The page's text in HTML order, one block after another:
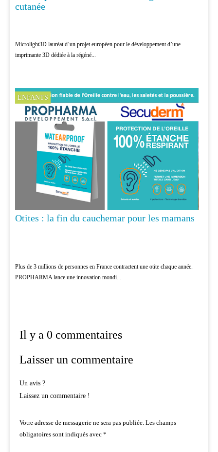
cutanée
Microlight3D lauréat d’un projet européen pour le développement d’une
imprimante 3D dédiée à la régéné...
ENFANTS
Otites : la fin du cauchemar pour les mamans
Plus de 3 millions de personnes en France contractent une otite chaque année.
PROPHARMA lance une innovation mondi...
Il y a 0 commentaires
Laisser un commentaire
Un avis ?
Laissez un commentaire !
Votre adresse de messagerie ne sera pas publiée. Les champs
obligatoires sont indiqués avec *